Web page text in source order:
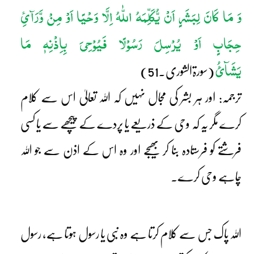
وَ مَا کَانَ لِبَشَرٍ اَنْ یُّکَلِّمَہُ اللّٰہُ اِلَّا وَحْیًا اَوْ مِنْ وَّرَآیِٔ
حِجَابٍ اَوْ یُرْسِلَ رَسُوْلًا فَیُوْحِیَ بِاِذْنِہٖ مَا
یَشَآئُ (سورۃالشوری۔51)
ترجمہ: اور ہر بشر کی مجال نہیں کہ اللہ تعالیٰ اس سے کلام
کرے مگر یہ کہ وحی کے ذریعے یا پردے کے پیچھے سے یا کسی
فرشتے کو فرستادہ بنا کر بھیجے اور وہ اس کے اذن سے جو اللہ
چاہے وحی کرے۔
اللہ پاک جس سے کلام کرتا ہے وہ نبی یا رسول ہوتا ہے، رسول